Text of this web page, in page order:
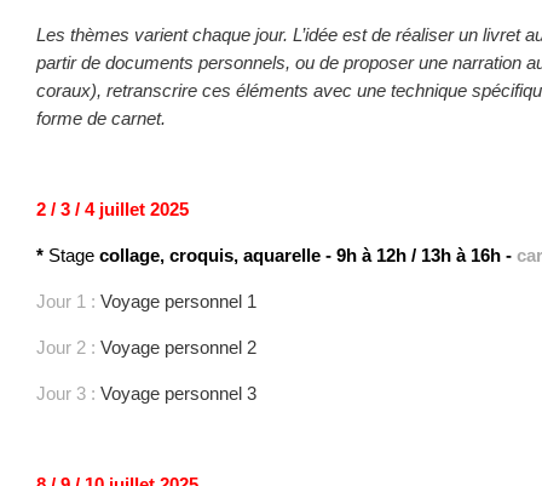
Les thèmes varient chaque jour. L’idée est de réaliser un livret
partir de documents personnels, ou de proposer une narration
coraux), retranscrire ces éléments avec une technique
forme de carnet.
2 / 3 / 4 juillet 2025
* Stage collage, croquis, aquarelle - 9h à 12h / 13h à 16h -
Jour 1 : Voyage personnel 1
Jour 2 : Voyage personnel 2
Jour 3 : Voyage personnel 3